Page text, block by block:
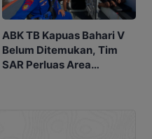
ABK TB Kapuas Bahari V
Belum Ditemukan, Tim
SAR Perluas Area